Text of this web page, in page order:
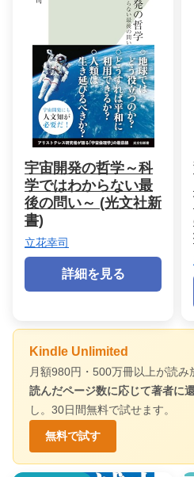
宇宙開発の哲学～科
学ではわからない最
後の問い～ (光文社新
書)
立花幸司
詳細を見る
Kindle Unlimited
月額980円・500万冊以上が読み
読んだページ数に応じて著者に
し。30日間無料で試せます。
無料で試す